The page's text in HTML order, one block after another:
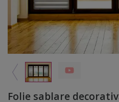
Folie sablare